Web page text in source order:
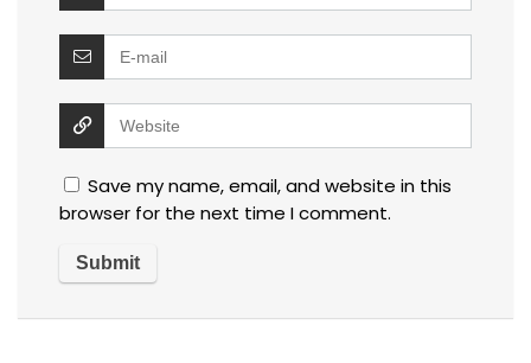
Save my name, email, and website in this
browser for the next time I comment.